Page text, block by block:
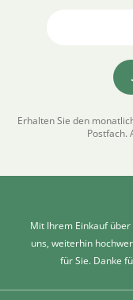
Erhalten Sie den
Postfach.
Mit Ihrem Einkauf
uns, weiterhin
für Sie. Danke